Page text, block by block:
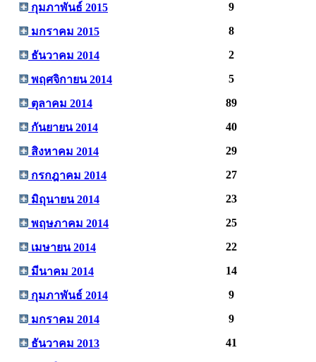
กุมภาพันธ์ 2015 9
มกราคม 2015 8
ธันวาคม 2014 2
พฤศจิกายน 2014 5
ตุลาคม 2014 89
กันยายน 2014 40
สิงหาคม 2014 29
กรกฎาคม 2014 27
มิถุนายน 2014 23
พฤษภาคม 2014 25
เมษายน 2014 22
มีนาคม 2014 14
กุมภาพันธ์ 2014 9
มกราคม 2014 9
ธันวาคม 2013 41